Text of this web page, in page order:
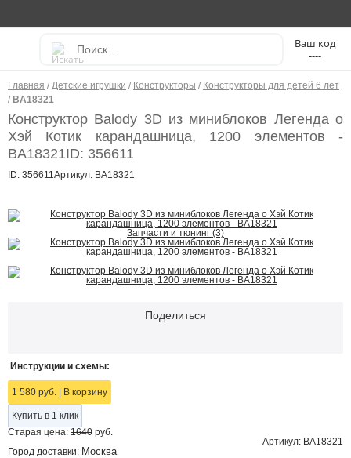
----
Главная / Детские игрушки / Конструкторы / Конструкторы для детей 6 лет
/ BA18321
Конструктор Balody 3D из миниблоков Легенда о
Хэй Котик карандашница, 1200 элементов -
BA18321ID: 356611
ID: 356611Артикул: BA18321
Запчасти и тюнинг (3)
Поделиться
Инструкции и схемы:
1 580 руб. В корзину
Купить в 1 клик
Старая цена: 1640 руб.
Артикул: BA18321
Город доставки: Москва